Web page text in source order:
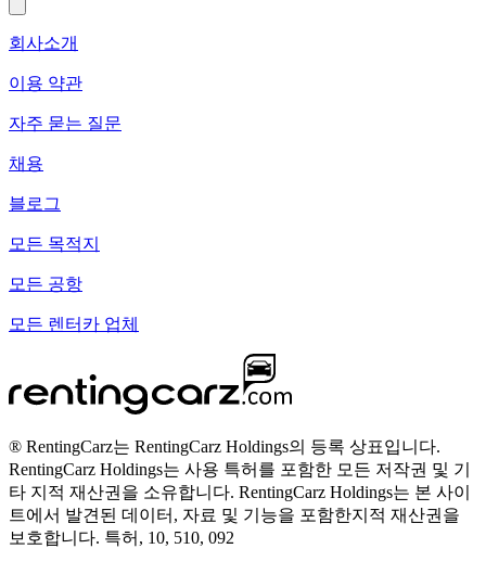
회사소개
이용 약관
자주 묻는 질문
채용
블로그
모든 목적지
모든 공항
모든 렌터카 업체
® RentingCarz는 RentingCarz Holdings의 등록 상표입니다.
RentingCarz Holdings는 사용 특허를 포함한 모든 저작권 및 기
타 지적 재산권을 소유합니다. RentingCarz Holdings는 본 사이
트에서 발견된 데이터, 자료 및 기능을 포함한지적 재산권을
보호합니다. 특허, 10, 510, 092